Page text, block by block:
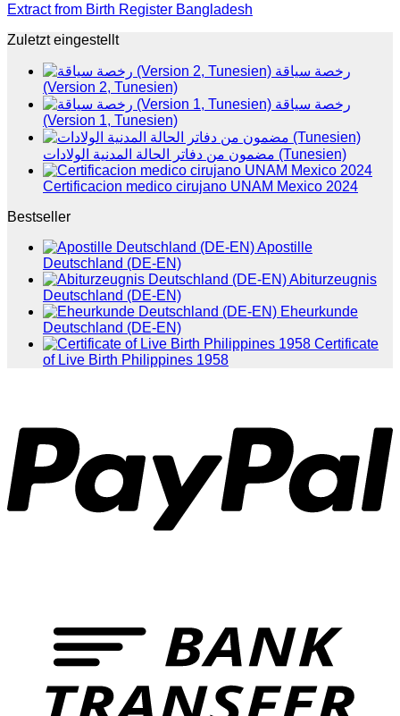
Extract from Birth Register Bangladesh
Zuletzt eingestellt
رخصة سياقة
(Version 2, Tunesien)
رخصة سياقة
(Version 1, Tunesien)
مضمون من دفاتر الحالة المدنية الولادات (Tunesien)
Certificacion medico cirujano UNAM Mexico 2024
Bestseller
Apostille
Deutschland (DE-EN)
Abiturzeugnis
Deutschland (DE-EN)
Eheurkunde
Deutschland (DE-EN)
Certificate
of Live Birth Philippines 1958